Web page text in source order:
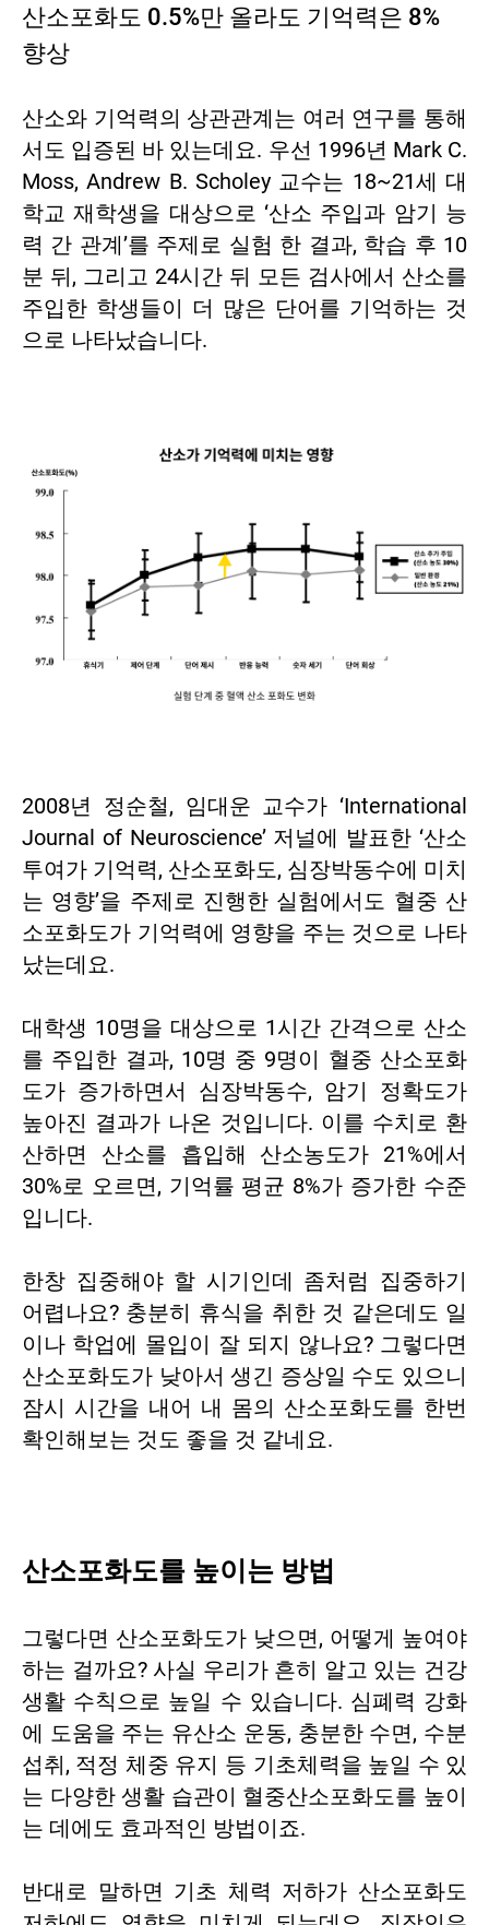
산소포화도 0.5%만 올라도 기억력은 8%
향상
산소와 기억력의 상관관계는 여러 연구를 통해
서도 입증된 바 있는데요. 우선 1996년 Mark C.
Moss, Andrew B. Scholey 교수는 18~21세 대
학교 재학생을 대상으로 ‘산소 주입과 암기 능
력 간 관계’를 주제로 실험 한 결과, 학습 후 10
분 뒤, 그리고 24시간 뒤 모든 검사에서 산소를
주입한 학생들이 더 많은 단어를 기억하는 것
으로 나타났습니다.
2008년 정순철, 임대운 교수가 ‘International
Journal of Neuroscience’ 저널에 발표한 ‘산소
투여가 기억력, 산소포화도, 심장박동수에 미치
는 영향’을 주제로 진행한 실험에서도 혈중 산
소포화도가 기억력에 영향을 주는 것으로 나타
났는데요.
대학생 10명을 대상으로 1시간 간격으로 산소
를 주입한 결과, 10명 중 9명이 혈중 산소포화
도가 증가하면서 심장박동수, 암기 정확도가
높아진 결과가 나온 것입니다. 이를 수치로 환
산하면 산소를 흡입해 산소농도가 21%에서
30%로 오르면, 기억률 평균 8%가 증가한 수준
입니다.
한창 집중해야 할 시기인데 좀처럼 집중하기
어렵나요? 충분히 휴식을 취한 것 같은데도 일
이나 학업에 몰입이 잘 되지 않나요? 그렇다면
산소포화도가 낮아서 생긴 증상일 수도 있으니
잠시 시간을 내어 내 몸의 산소포화도를 한번
확인해보는 것도 좋을 것 같네요.
산소포화도를 높이는 방법
그렇다면 산소포화도가 낮으면, 어떻게 높여야
하는 걸까요? 사실 우리가 흔히 알고 있는 건강
생활 수칙으로 높일 수 있습니다. 심폐력 강화
에 도움을 주는 유산소 운동, 충분한 수면, 수분
섭취, 적정 체중 유지 등 기초체력을 높일 수 있
는 다양한 생활 습관이 혈중산소포화도를 높이
는 데에도 효과적인 방법이죠.
반대로 말하면 기초 체력 저하가 산소포화도